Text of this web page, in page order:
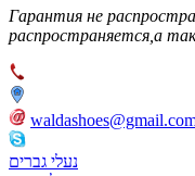
Гарантия не
распространяется,а
נעלי גברים